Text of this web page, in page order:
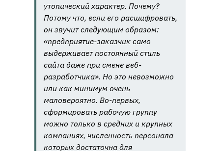
утопический характер. Почему?
Потому что, если его расшифровать,
он звучит следующим образом:
«предприятие-заказчик само
выдерживает постоянный стиль
сайта даже при смене веб-
разработчика». Но это невозможно
или как минимум очень
маловероятно. Во-первых,
сформировать рабочую группу
можно только в средних и крупных
компаниях, численность персонала
которых достаточна для